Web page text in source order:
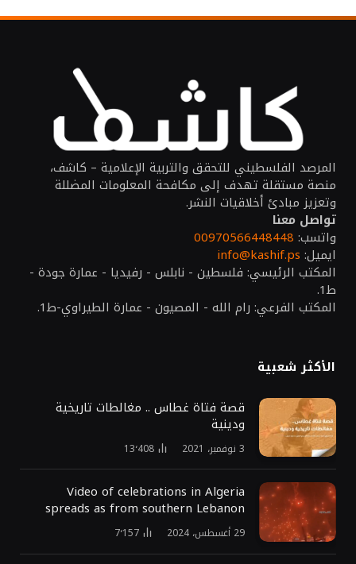
المرصد الفلسطيني للتحقق والتربية الإعلامية – كاشف،
منصة مستقلة تهدف إلى مكافحة المعلومات المضللة
وتعزيز مبادئ أخلاقيات النشر.
تواصل معنا
واتسب: 00970566448448
ايميل: info@kashif.ps
المكتب الرئيسي: فلسطين - نابلس - رفيديا - عمارة جودة -
ط1.
المكتب الفرعي: رام الله - المصيون - عمارة الطيراوي-ط1.
الأكثر شعبية
قصة فتاة غطاس .. مغالطات تاريخية
ودينية
3 نوفمبر، 2021 13٬408
Video of celebrations in Algeria
spreads as from southern Lebanon
29 أغسطس، 2024 7٬157